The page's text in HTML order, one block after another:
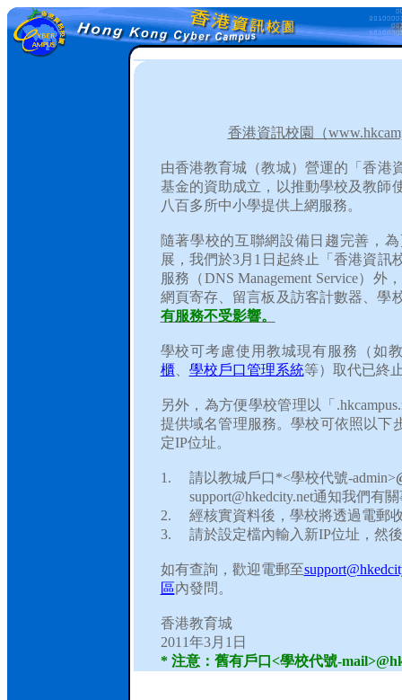
香港資訊校園（
由香港教育城（教城）營運的「香港
基金的資助成立，以推動學校及教師
八百多所中小學提供上網服務。
隨著學校的互聯網設備日趨完善，
展，我們於3月 1 日起終止「香港資訊
服務（DNS Management Service）外
網頁寄存、留言板及訪客計數器、學
有服務不受影響。
學校可考慮使用教城現有服務（如
櫃、 學校戶口管理系統等）取代已終
另外，為方便學校管理以「
提供域名管理服務。學校可依照以下
定IP位址。
1. 請以教城戶口*<學校代號-admin>
support@hkedcity.net通知我們有
2.
經核實資料後，學校將透過電郵
3.
請於設定檔內輸入新IP位址，然
如有查詢，歡迎電郵至
區內發問。
香港教育城
2011年3月 1 日
* 注意：舊有戶口 <學校代號-